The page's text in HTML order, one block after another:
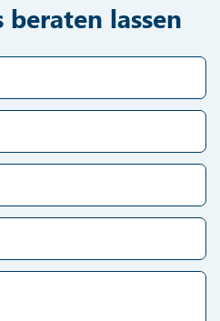
lassen